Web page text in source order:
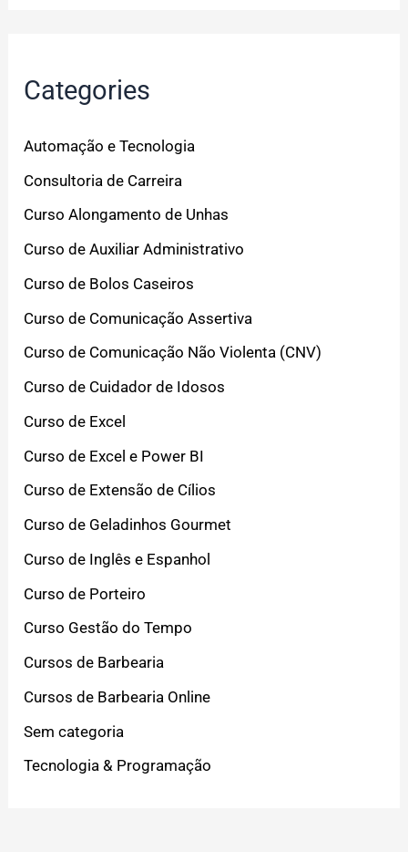
Categories
Automação e Tecnologia
Consultoria de Carreira
Curso Alongamento de Unhas
Curso de Auxiliar Administrativo
Curso de Bolos Caseiros
Curso de Comunicação Assertiva
Curso de Comunicação Não Violenta (CNV)
Curso de Cuidador de Idosos
Curso de Excel
Curso de Excel e Power BI
Curso de Extensão de Cílios
Curso de Geladinhos Gourmet
Curso de Inglês e Espanhol
Curso de Porteiro
Curso Gestão do Tempo
Cursos de Barbearia
Cursos de Barbearia Online
Sem categoria
Tecnologia & Programação